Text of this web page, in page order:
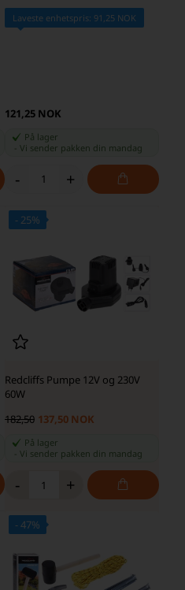
Laveste enhetspris: 91,25 NOK
121,25 NOK
På lager
Vi sender pakken din mandag
- +
- 25%
Redcliffs Pumpe 12V og 230V
60W
182,50 137,50 NOK
På lager
Vi sender pakken din mandag
- +
- 47%